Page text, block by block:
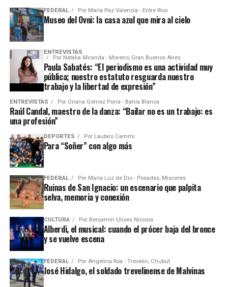
FEDERAL Por María Paz Valencia - Entre Ríos
Museo del Ovni: la casa azul que mira al cielo
ENTREVISTAS
Por Natalia Miranda - Moreno, Gran Buenos Aires
Paula Sabatés: “El periodismo es una actividad muy
pública; nuestro estatuto resguarda nuestro
trabajo y la libertad de expresión”
ENTREVISTAS Por Oriana Gómez Porra - Bahía Blanca
Raúl Candal, maestro de la danza: “Bailar no es un trabajo: es
una profesión”
DEPORTES Por Lautaro Cammi
Para “Soñer” con algo más
FEDERAL Por María Luz de Dio - Posadas, Misiones
Ruinas de San Ignacio: un escenario que palpita
selva, memoria y conexión
CULTURA Por Benjamín Ulises Nicosia
Alberdi, el musical: cuando el prócer baja del bronce
y se vuelve escena
FEDERAL Por Angelina Roa - Trevelin, Chubut
José Hidalgo, el soldado trevelinense de Malvinas